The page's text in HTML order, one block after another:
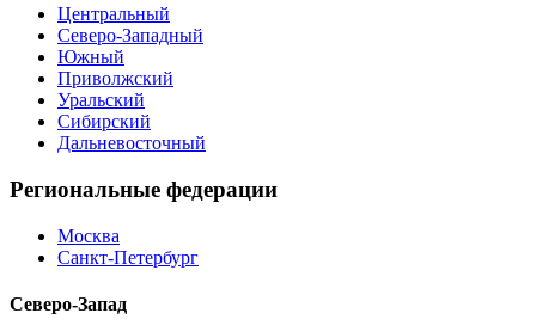
Центральный
Северо-Западный
Южный
Приволжский
Уральский
Сибирский
Дальневосточный
Региональные федерации
Москва
Санкт-Петербург
Северо-Запад